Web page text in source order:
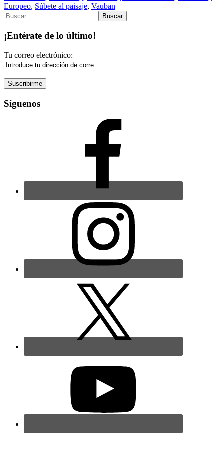
Europeo, Súbete al paisaje, Vauban
Buscar:
¡Entérate de lo último!
Tu correo electrónico:
Síguenos